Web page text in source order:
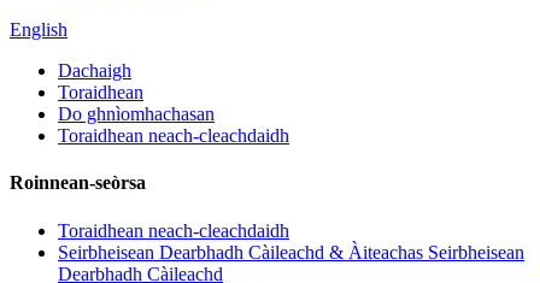
English
Dachaigh
Toraidhean
Do ghnìomhachasan
Toraidhean neach-cleachdaidh
Roinnean-seòrsa
Toraidhean neach-cleachdaidh
Seirbheisean Dearbhadh Càileachd & Àiteachas Seirbheisean
Dearbhadh Càileachd